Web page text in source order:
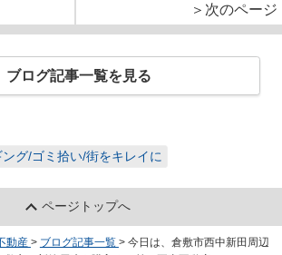
＞次のページ
ブログ記事一覧を見る
グ/ゴミ拾い/街をキレイに
ページトップへ
動産 > ブログ記事一覧 > 今日は、倉敷市西中新田周辺